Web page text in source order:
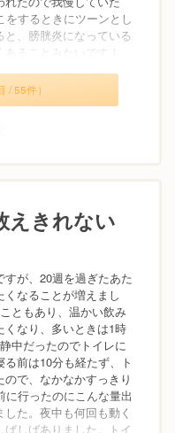
をするときにツーンとし
、膀胱炎になっている
ることみたいです！...
/ 55件）
えきれない
が、20週を過ぎたあた
なることが増えまし
ともあり、温かい飲み
なり、多いときは1時
中だったのでトイレに
前は10分も経たず、ト
で、なかなかすっきり
に行ったのにこんな量出
た。夜中も何回も動く
しばありました。トイ